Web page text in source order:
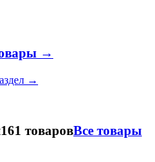
→
→
161 товаровВсе товары